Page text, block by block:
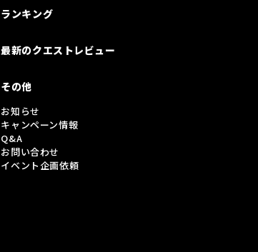
ランキング
最新のクエストレビュー
その他
お知らせ
キャンペーン情報
Q&A
お問い合わせ
イベント企画依頼